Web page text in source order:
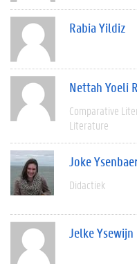
Rabia Yildiz
Nettah Yoeli
Comparative
Literature
Joke
Didactiek
Jelke Ysewijn